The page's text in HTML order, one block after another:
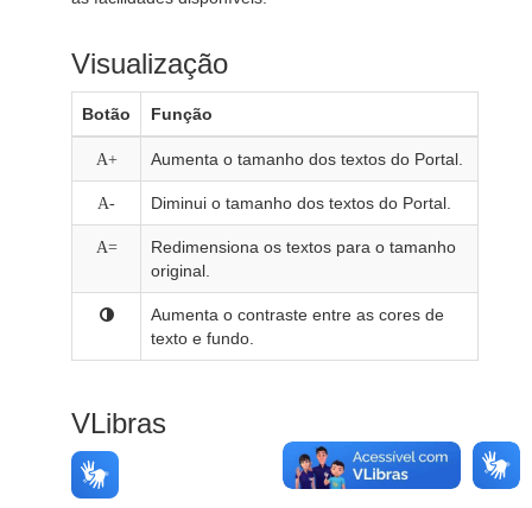
Visualização
Botão Função
A+ Aumenta o tamanho dos textos do Portal.
A- Diminui o tamanho dos textos do Portal.
A=
Redimensiona os textos para o tamanho
original.
Aumenta o contraste entre as cores de
texto e fundo.
VLibras